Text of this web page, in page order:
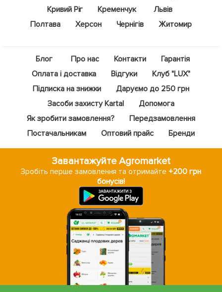
Кривий Ріг
Кременчук
Львів
Полтава
Херсон Чернігів Житомир
Блог Про нас Контакти
Гарантія
Оплата і доставка
Відгуки
Клуб "LUX"
Підписка на знижки
Даруємо до 250 грн
Засоби захисту Kartal
Допомога
Як зробити замовлення?
Передзамовлення
Постачальникам
Оптовий прайс Бренди
Завантажуйте Agromarket
Зробіть перше замовлення та отримайте+200 грн
бонусів!